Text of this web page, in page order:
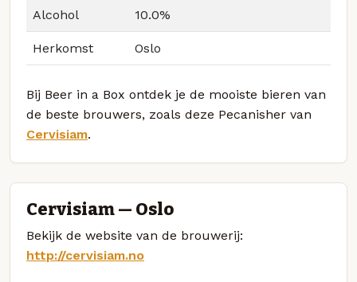
Alcohol 10.0%
Herkomst Oslo
Bij Beer in a Box ontdek je de mooiste bieren van
de beste brouwers, zoals deze Pecanisher van
Cervisiam.
Cervisiam — Oslo
Bekijk de website van de brouwerij:
http://cervisiam.no